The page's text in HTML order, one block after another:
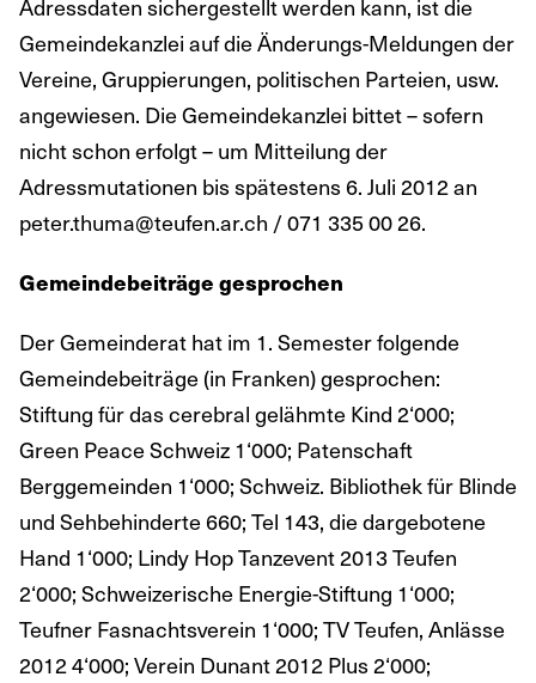
Adressdaten sichergestellt werden kann, ist die
Gemeindekanzlei auf die Änderungs-Meldungen der
Vereine, Gruppierungen, politischen Parteien, usw.
angewiesen. Die Gemeindekanzlei bittet – sofern
nicht schon erfolgt – um Mitteilung der
Adressmutationen bis spätestens 6. Juli 2012 an
peter.thuma@teufen.ar.ch / 071 335 00 26.
Gemeindebeiträge gesprochen
Der Gemeinderat hat im 1. Semester folgende
Gemeindebeiträge (in Franken) gesprochen:
Stiftung für das cerebral gelähmte Kind 2‘000;
Green Peace Schweiz 1‘000; Patenschaft
Berggemeinden 1‘000; Schweiz. Bibliothek für Blinde
und Sehbehinderte 660; Tel 143, die dargebotene
Hand 1‘000; Lindy Hop Tanzevent 2013 Teufen
2‘000; Schweizerische Energie-Stiftung 1‘000;
Teufner Fasnachtsverein 1‘000; TV Teufen, Anlässe
2012 4‘000; Verein Dunant 2012 Plus 2‘000;